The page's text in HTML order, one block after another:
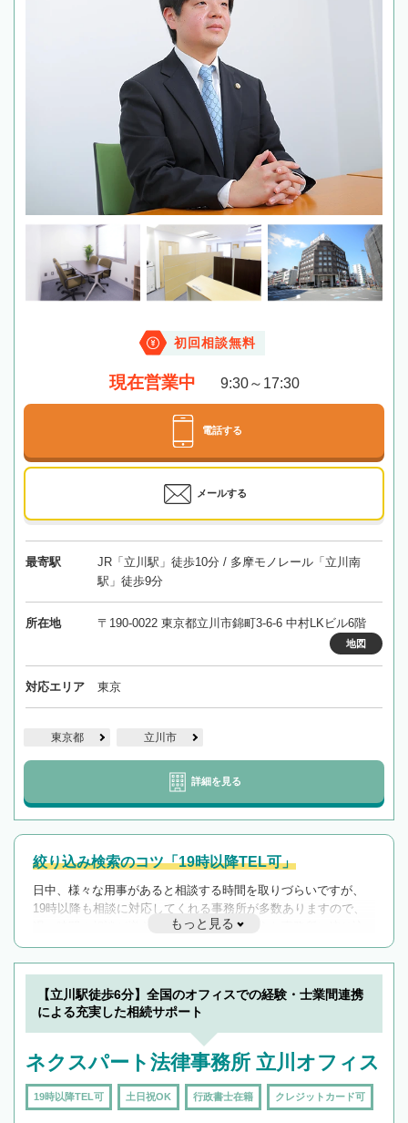
初回相談無料
現在営業中 9:30～17:30
電話する
メールする
最寄駅
JR「立川駅」徒歩10分 / 多摩モノレール「立川南
駅」徒歩9分
所在地 〒190-0022 東京都立川市錦町3-6-6 中村LKビル6階
地図
対応エリア 東京
東京都 立川市
詳細を見る
絞り込み検索のコツ「19時以降TEL可」
日中、様々な用事があると相談する時間を取りづらいですが、
19時以降も相談に対応してくれる事務所が多数ありますので、
遅い時間の相談が増えそうな場合はそのような事務所に絞り込
んで検索してみましょう。
19時以降TEL可の条件
を加えて再検索
もっと見る
【立川駅徒歩6分】全国のオフィスでの経験・士業間連携
による充実した相続サポート
ネクスパート法律事務所 立川オフィス
19時以降TEL可 土日祝OK 行政書士在籍 クレジットカード可